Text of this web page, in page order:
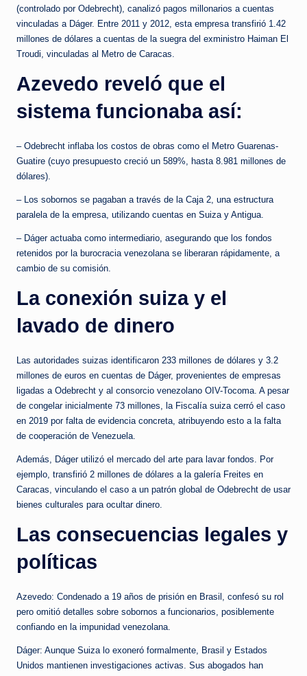
(controlado por Odebrecht), canalizó pagos millonarios a cuentas
vinculadas a Dáger. Entre 2011 y 2012, esta empresa transfirió 1.42
millones de dólares a cuentas de la suegra del exministro Haiman El
Troudi, vinculadas al Metro de Caracas.
Azevedo reveló que el
sistema funcionaba así:
– Odebrecht inflaba los costos de obras como el Metro Guarenas-
Guatire (cuyo presupuesto creció un 589%, hasta 8.981 millones de
dólares).
– Los sobornos se pagaban a través de la Caja 2, una estructura
paralela de la empresa, utilizando cuentas en Suiza y Antigua.
– Dáger actuaba como intermediario, asegurando que los fondos
retenidos por la burocracia venezolana se liberaran rápidamente, a
cambio de su comisión.
La conexión suiza y el
lavado de dinero
Las autoridades suizas identificaron 233 millones de dólares y 3.2
millones de euros en cuentas de Dáger, provenientes de empresas
ligadas a Odebrecht y al consorcio venezolano OIV-Tocoma. A pesar
de congelar inicialmente 73 millones, la Fiscalía suiza cerró el caso
en 2019 por falta de evidencia concreta, atribuyendo esto a la falta
de cooperación de Venezuela.
Además, Dáger utilizó el mercado del arte para lavar fondos. Por
ejemplo, transfirió 2 millones de dólares a la galería Freites en
Caracas, vinculando el caso a un patrón global de Odebrecht de usar
bienes culturales para ocultar dinero.
Las consecuencias legales y
políticas
Azevedo: Condenado a 19 años de prisión en Brasil, confesó su rol
pero omitió detalles sobre sobornos a funcionarios, posiblemente
confiando en la impunidad venezolana.
Dáger: Aunque Suiza lo exoneró formalmente, Brasil y Estados
Unidos mantienen investigaciones activas. Sus abogados han